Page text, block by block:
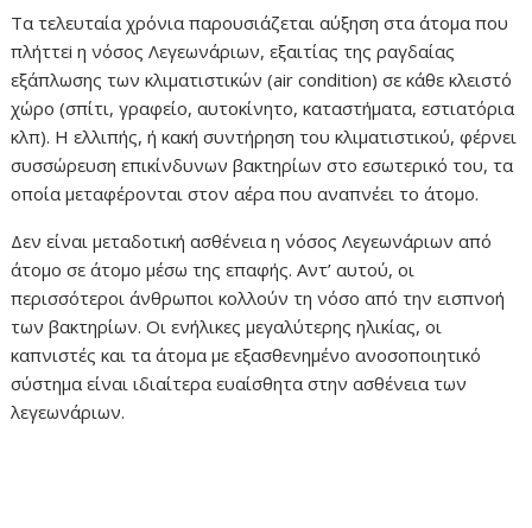
Τα τελευταία χρόνια παρουσιάζεται αύξηση στα άτομα που
πλήττεi η νόσος Λεγεωνάριων, εξαιτίας της ραγδαίας
εξάπλωσης των κλιματιστικών (air condition) σε κάθε κλειστό
χώρο (σπίτι, γραφείο, αυτοκίνητο, καταστήματα, εστιατόρια
κλπ). Η ελλιπής, ή κακή συντήρηση του κλιματιστικού, φέρνει
συσσώρευση επικίνδυνων βακτηρίων στο εσωτερικό του, τα
οποία μεταφέρονται στον αέρα που αναπνέει το άτομο.
Δεν είναι μεταδοτική ασθένεια η νόσος Λεγεωνάριων από
άτομο σε άτομο μέσω της επαφής. Αντ’ αυτού, οι
περισσότεροι άνθρωποι κολλούν τη νόσο από την εισπνοή
των βακτηρίων. Οι ενήλικες μεγαλύτερης ηλικίας, οι
καπνιστές και τα άτομα με εξασθενημένο ανοσοποιητικό
σύστημα είναι ιδιαίτερα ευαίσθητα στην ασθένεια των
λεγεωνάριων.